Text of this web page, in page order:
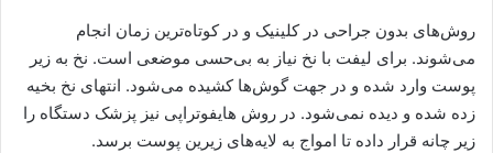
روش‌های بدون جراحی در کلینیک و در کوتاه‌ترین زمان انجام
می‌شوند. برای لیفت با نخ نیاز به بی‌حسی موضعی است. نخ به زیر
پوست وارد شده و در جهت گوش‌ها کشیده می‌شود. انتهای نخ بخیه
زده شده و دیده نمی‌شود. در روش هایفوتراپی نیز پزشک دستگاه را
زیر چانه قرار داده تا امواج به لایه‌های زیرین پوست برسد.